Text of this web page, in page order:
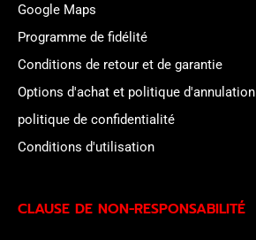
Google Maps
Programme de fidélité
Conditions de retour et de garantie
Options d'achat et politique d'annulation
politique de confidentialité
Conditions d'utilisation
CLAUSE DE NON-RESPONSABILITÉ